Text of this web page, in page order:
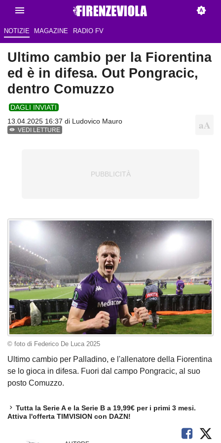
NOTIZIE MAGAZINE RADIO FV
Ultimo cambio per la Fiorentina
ed è in difesa. Out Pongracic,
dentro Comuzzo
DAGLI INVIATI
13.04.2025 16:37 di Ludovico Mauro
VEDI LETTURE
© foto di Federico De Luca 2025
Ultimo cambio per Palladino, e l'allenatore della Fiorentina
se lo gioca in difesa. Fuori dal campo Pongracic, al suo
posto Comuzzo.
Tutta la Serie A e la Serie B a 19,99€ per i primi 3 mesi.
Attiva l'offerta TIMVISION con DAZN!